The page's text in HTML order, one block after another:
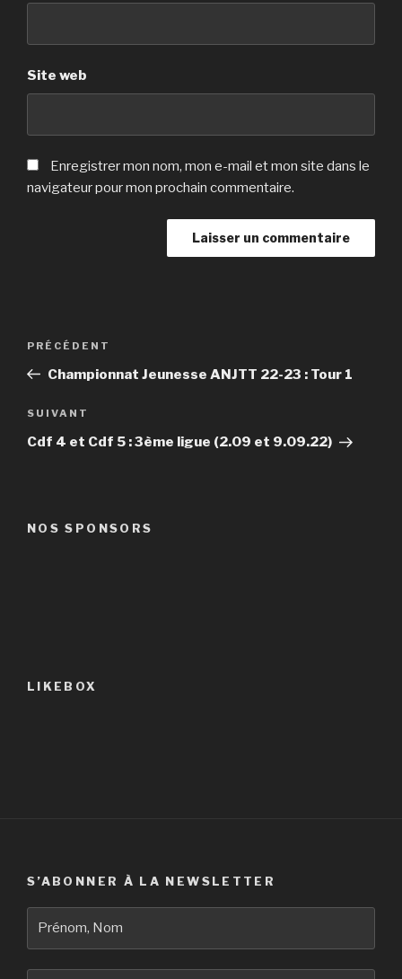
Site web
Enregistrer mon nom, mon e-mail et mon site dans le
navigateur pour mon prochain commentaire.
Navigation
l’article
Article
précédent
PRÉCÉDENT
Championnat Jeunesse ANJTT 22-23 : Tour 1
Article
suivant
SUIVANT
Cdf 4 et Cdf 5 : 3ème ligue (2.09 et 9.09.22)
NOS SPONSORS
LIKEBOX
S’ABONNER À LA NEWSLETTER